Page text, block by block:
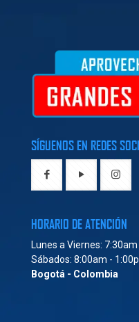
SÍGUENOS EN REDES
HORARIO DE ATENCIÓN
Lunes a Viernes:
Sábados: 8:00am -
Bogotá - Colombia